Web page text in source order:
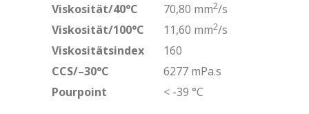
Viskosität/40°C
70,80 mm2/s
Viskosität/100°C
11,60 mm2/s
Viskositätsindex
160
CCS/–30°C
6277 mPa.s
Pourpoint
< -39 °C